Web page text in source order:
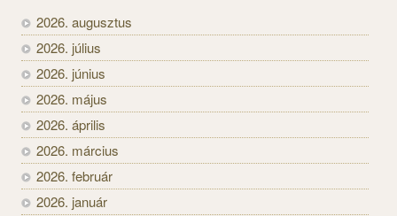
2026. augusztus
2026. július
2026. június
2026. május
2026. április
2026. március
2026. február
2026. január